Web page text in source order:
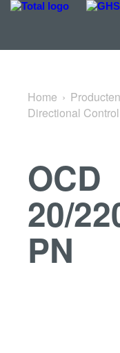
Terug naar Directional
Home Producten
Directional
OCD
20/
PN